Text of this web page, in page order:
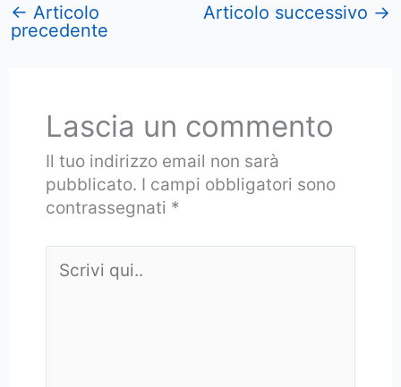
← Articolo
precedente
Articolo successivo →
Lascia un commento
Il tuo indirizzo email non sarà
pubblicato. I campi obbligatori sono
contrassegnati *
qui..